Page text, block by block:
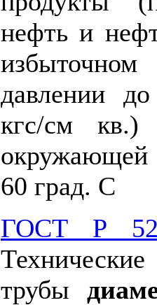
нефть и
давлении
кгс/см кв.)
окружающей
60 град. С
ГОСТ Р
трубы